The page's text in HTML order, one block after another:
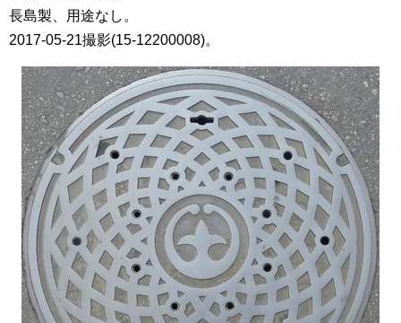
長島製、用途なし。
2017-05-21撮影(15-12200008)。